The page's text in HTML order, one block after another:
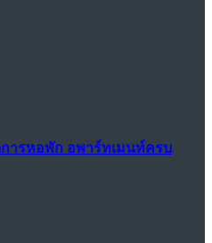
การหอพัก อพาร์ทเมนท์ครบ